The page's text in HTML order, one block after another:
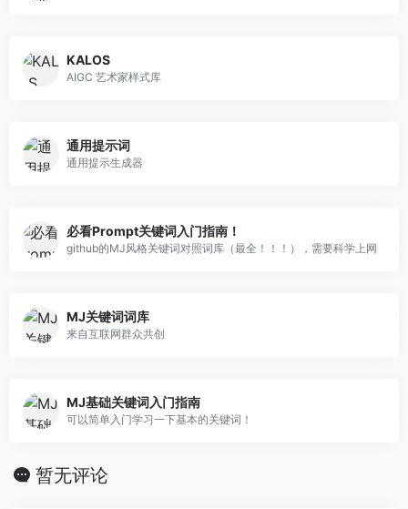
KALOS
AIGC 艺术家样式库
通用提示词
通用提示生成器
必看Prompt关键词入门指南！
github的MJ风格关键词对照词库（最全！！！），需要科学上网
MJ关键词词库
来自互联网群众共创
MJ基础关键词入门指南
可以简单入门学习一下基本的关键词！
暂无评论